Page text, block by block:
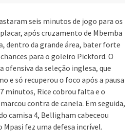
seis minutos de jogo para os
após cruzamento de Mbemba
dentro da grande área, bater forte
para o goleiro Pickford. O
da seleção inglesa, que
e só recuperou o foco após a pausa
minutos, Rice cobrou falta e o
contra de canela. Em seguida,
camisa 4, Belligham cabeceou
fez uma defesa incrível.